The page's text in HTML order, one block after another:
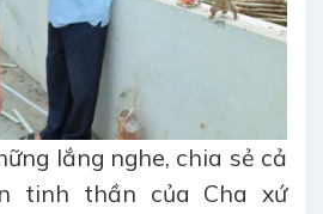
lắng nghe, chia sẻ cả
tinh thần của Cha xứ